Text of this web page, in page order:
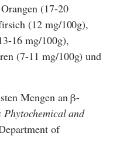
(17-20
(12 mg/100g),
16 mg/100g),
(7-11 mg/100g) und
Mengen an β-
Phytochemical and
of